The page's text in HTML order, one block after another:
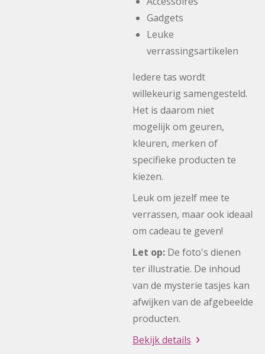
Gadgets
Leuke
verrassingsartikelen
Iedere tas wordt
willekeurig samengesteld.
Het is daarom niet
mogelijk om geuren,
kleuren, merken of
specifieke producten te
kiezen.
Leuk om jezelf mee te
verrassen, maar ook ideaal
om cadeau te geven!
Let op: De foto's dienen
ter illustratie. De inhoud
van de mysterie tasjes kan
afwijken van de afgebeelde
producten.
Bekijk details